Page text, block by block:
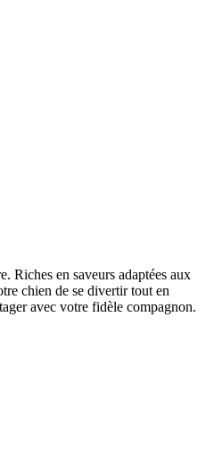
Riches en saveurs adaptées aux
chien de se divertir tout en
avec votre fidèle compagnon.